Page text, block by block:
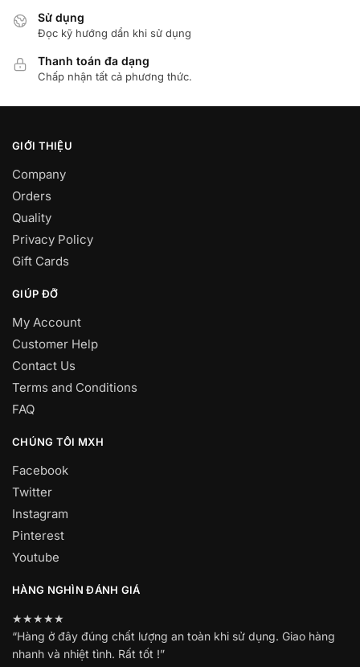
Sử dụng
Đọc kỹ hướng dẩn khi sử dụng
Thanh toán đa dạng
Chấp nhận tất cả phương thức.
GIỚI THIỆU
Company
Orders
Quality
Privacy Policy
Gift Cards
GIÚP ĐỠ
My Account
Customer Help
Contact Us
Terms and Conditions
FAQ
CHÚNG TÔI MXH
Facebook
Twitter
Instagram
Pinterest
Youtube
HÀNG NGHÌN ĐÁNH GIÁ
★★★★★
“Hàng ở đây đúng chất lượng an toàn khi sử dụng. Giao hàng
nhanh và nhiệt tình. Rất tốt !”